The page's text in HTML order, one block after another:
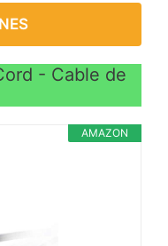
- Cable de
AMAZON